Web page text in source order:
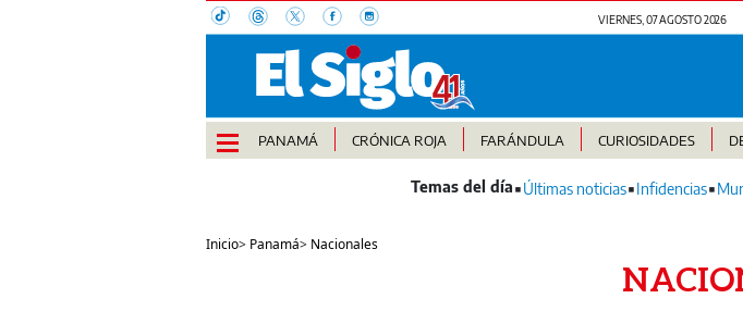
VIERNES, 07 AGOSTO 2026
PANAMÁ CRÓNICA ROJA FARÁNDULA CURIOSIDADES
Últimas noticias Infidencias
Inicio> Panamá> Nacionales